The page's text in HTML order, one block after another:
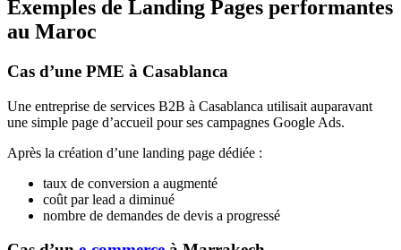
Exemples de Landing Pages performantes
au Maroc
Cas d’une PME à Casablanca
Une entreprise de services B2B à Casablanca utilisait auparavant
une simple page d’accueil pour ses campagnes Google Ads.
Après la création d’une landing page dédiée :
taux de conversion a augmenté
coût par lead a diminué
nombre de demandes de devis a progressé